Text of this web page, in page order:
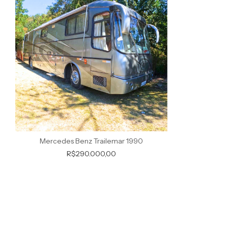
Mercedes Benz Trailemar 1990
R$290.000,00